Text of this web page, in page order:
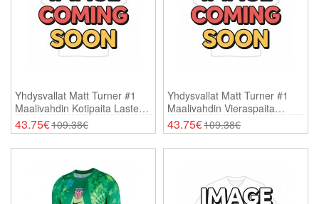
Yhdysvallat Matt Turner #1
Maalivahdin Kotipaita Lasten
MM-Kisat 2026 Pitkähihainen
(+ Shortsit)
43.75€109.38€
Yhdysvallat Matt Turner #1
Maalivahdin Vieraspaita
Lasten MM-Kisat 2026
Pitkähihainen (+ Shortsit)
43.75€109.38€